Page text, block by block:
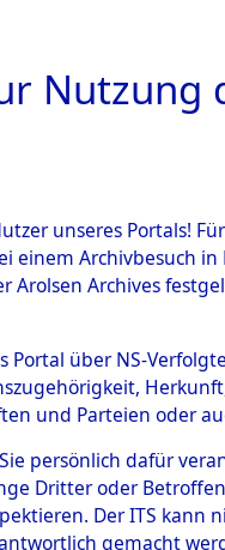
Landkreis
Nutzung
unseres Portals!
einem Archivbesuch
Arolsen Archives
Portal über NS-
und Parteien oder
persönlich dafür
Dritter oder
Der ITS
gemacht